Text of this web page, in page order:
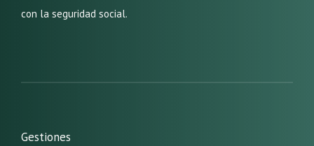
con la seguridad social.
Gestiones